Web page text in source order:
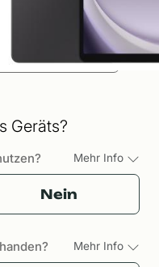
Geräts?
Mehr Info
Nein
Mehr Info